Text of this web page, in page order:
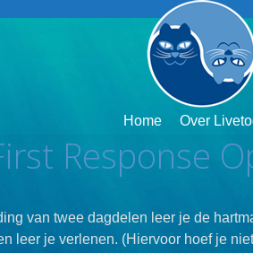
Home Over
Response
van twee dagdelen leer je de
leer je verlenen. (Hiervoor hoef je